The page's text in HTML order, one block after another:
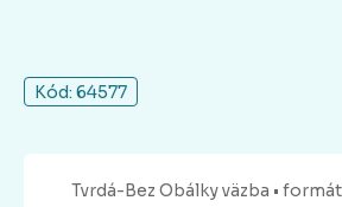
Kód: 64577
Tvrdá-Bez Obálkyväzba •